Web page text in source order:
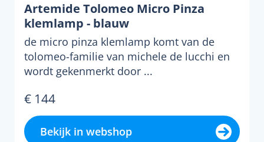
Artemide Tolomeo Micro Pinza
klemlamp - blauw
de micro pinza klemlamp komt van de
tolomeo-familie van michele de lucchi en
wordt gekenmerkt door ...
€ 144
Bekijk in webshop